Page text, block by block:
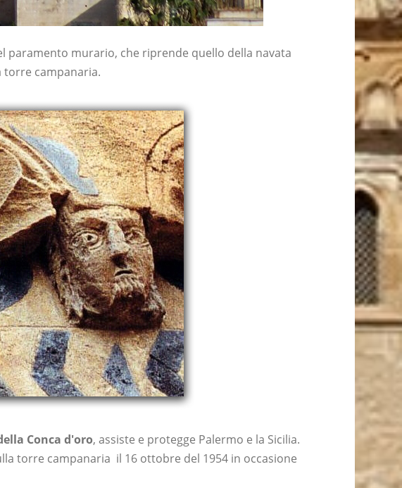
paramento murario, che riprende quello della navata
torre campanaria.
Conca d'oro, assiste e protegge Palermo e la Sicilia.
torre campanaria il 16 ottobre del 1954 in occasione